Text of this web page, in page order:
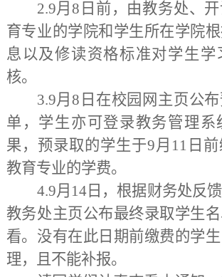
2.9月8日前，由教务处、
育专业的学院和学生所在学院
息以及修读资格标准对学生学
核。
3.9月8日在校园网主页公
单，学生亦可登录教务管理系
果，预录取的学生于9月11日
教育专业的学费。
4.9月14日，根据财务处反
教务处主页公布最终录取学生
看。没有在此日期前缴费的学
理，且不能补报。